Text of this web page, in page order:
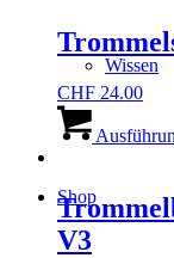
Wissen
Shop
CHF 24.00
V3